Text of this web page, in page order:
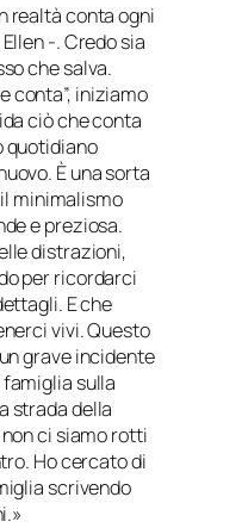
realtà conta ogni
-. Credo sia
che salva.
conta”, iniziamo
ciò che conta
quotidiano
È una sorta
minimalismo
e preziosa.
distrazioni,
per ricordarci
E che
vivi. Questo
grave incidente
sulla
strada della
ci siamo rotti
Ho cercato di
scrivendo